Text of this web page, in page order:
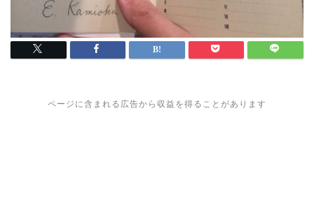
ページに含まれる広告から収益を得ることがあります